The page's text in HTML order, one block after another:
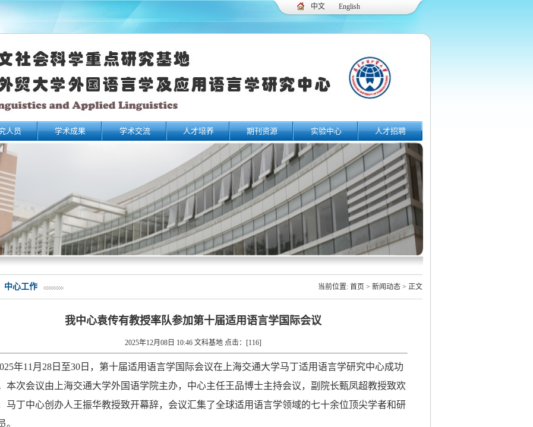
中文 English
人员 学术成果 学术交流 人才培养 期刊资源 实验中心 人才招聘
中心工作 当前位置: 首页 > 新闻动态 > 正文
我中心袁传有教授率队参加第十届适用语言学国际会议
2025年12月08日 10:46 文科基地 点击：[116]
年11月28日至30日，第十届适用语言学国际会议在上海交通大学马丁适用语言学研究中心成功
本次会议由上海交通大学外国语学院主办，中心主任王品博士主持会议，副 院长甄凤超教授致欢
马丁中心创办人 王振华教授致开幕辞， 会议汇集了全球适用语言学领域的七十余位顶尖学者和研
。